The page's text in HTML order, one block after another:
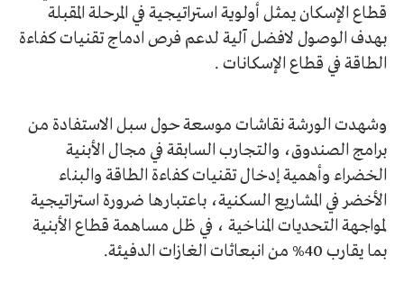
قطاع الإسكان يمثل أولوية استراتيجية في المرحلة المقبلة
بهدف الوصول لافضل آلية لدعم فرص ادماج تقنيات كفاءة
الطاقة في قطاع الإسكانات .
وشهدت الورشة نقاشات موسعة حول سبل الاستفادة من
برامج الصندوق، والتجارب السابقة في مجال الأبنية
الخضراء وأهمية إدخال تقنيات كفاءة الطاقة والبناء
الأخضر في المشاريع السكنية، باعتبارها ضرورة استراتيجية
لمواجهة التحديات المناخية ، في ظل مساهمة قطاع الأبنية
بما يقارب 40% من انبعاثات الغازات الدفيئة.